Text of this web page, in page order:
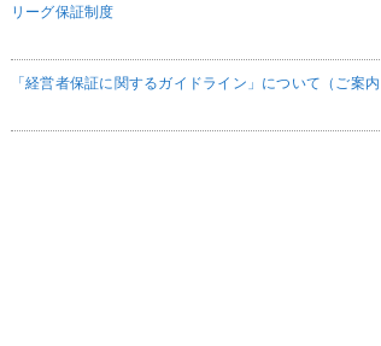
リーグ保証制度
「経営者保証に関するガイドライン」について（ご案内